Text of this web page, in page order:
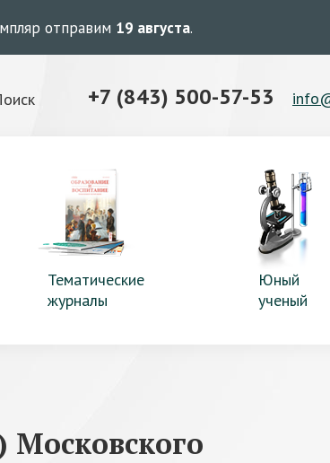
отправим 19 августа.
+7 (843) 500-57-53
Тематические
журналы
Юный
ученый
Московского